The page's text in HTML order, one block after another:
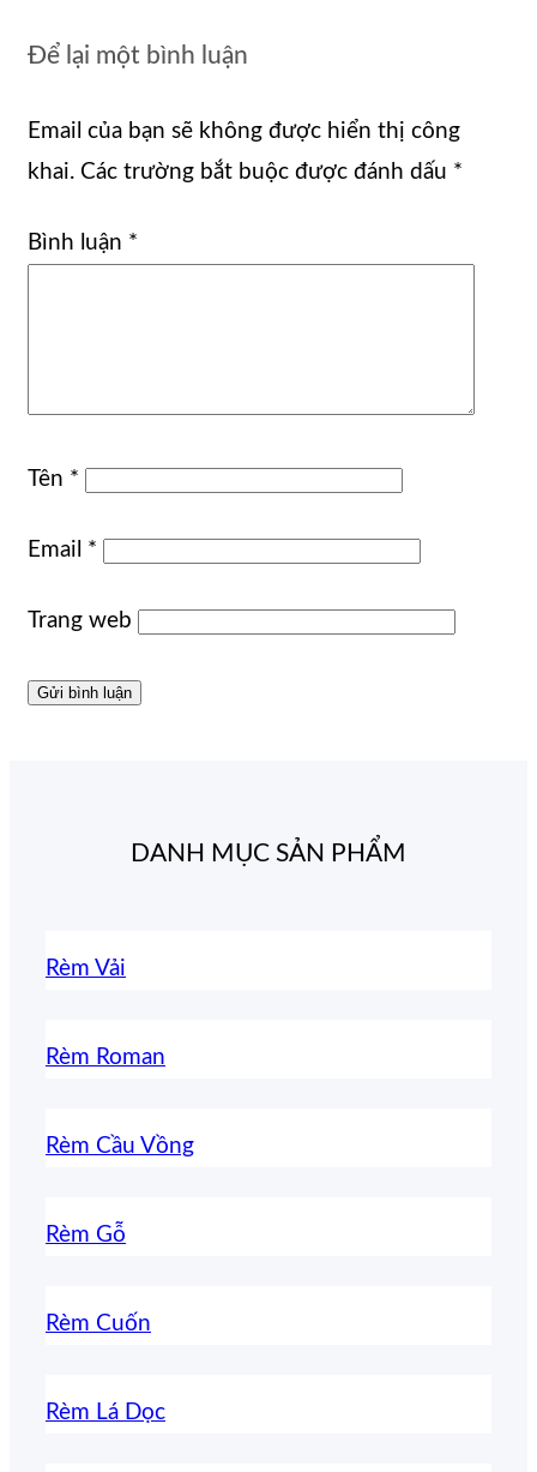
Để lại một bình luận
Email của bạn sẽ không được hiển thị công
khai. Các trường bắt buộc được đánh dấu *
Bình luận *
Tên *
Email *
Trang web
DANH MỤC SẢN PHẨM
Rèm Vải
Rèm Roman
Rèm Cầu Vồng
Rèm Gỗ
Rèm Cuốn
Rèm Lá Dọc